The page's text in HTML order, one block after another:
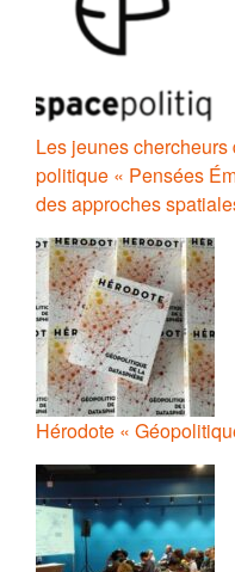
Les jeunes chercheurs
politique « Pensées
des approches
Hérodote «